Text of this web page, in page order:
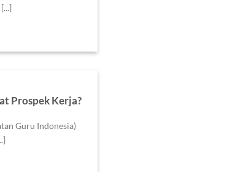
Prospek Kerja?
Guru Indonesia)